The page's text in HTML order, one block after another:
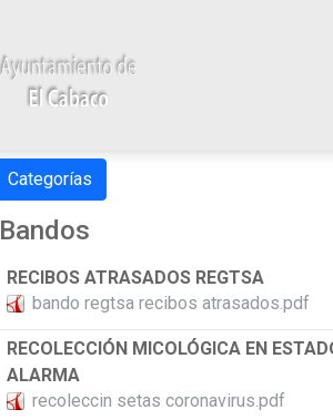
Categorías
Bandos
RECIBOS ATRASADOS REGTSA
bando regtsa recibos atrasados.pdf
RECOLECCIÓN MICOLÓGICA EN
ALARMA
recoleccin setas coronavirus.pdf